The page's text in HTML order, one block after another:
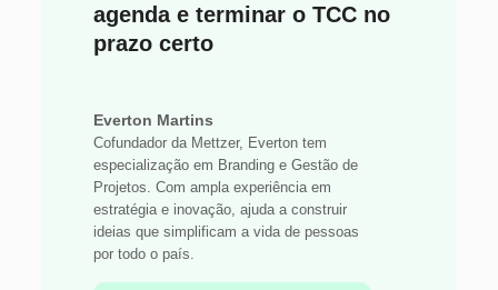
agenda e terminar o TCC no
prazo certo
Everton Martins
Cofundador da Mettzer, Everton tem
especialização em Branding e Gestão de
Projetos. Com ampla experiência em
estratégia e inovação, ajuda a construir
ideias que simplificam a vida de pessoas
por todo o país.